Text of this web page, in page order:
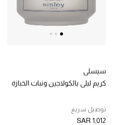
الحقائب النسائية
حقائب الأطفال
أبرز المصممين
سيسلي
كريم ليلي بالكولاجين ونبات الخبازة
توصيل سريع
SAR 1,012